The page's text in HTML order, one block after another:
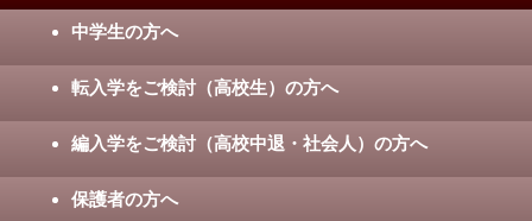
中学生の方へ
転入学をご検討（高校生）の方へ
編入学をご検討（高校中退・社会人）の方へ
保護者の方へ